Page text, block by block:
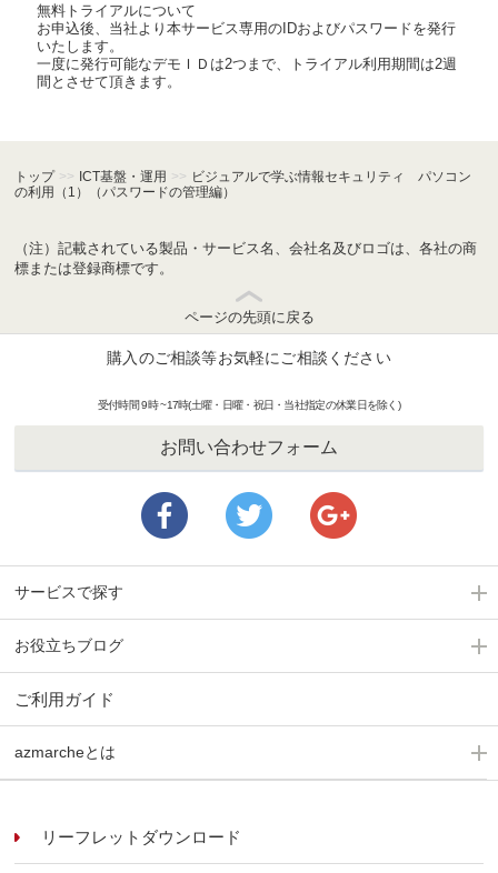
無料トライアルについて
お申込後、当社より本サービス専用のIDおよびパスワードを発行
いたします。
一度に発行可能なデモＩＤは2つまで、トライアル利用期間は2週
間とさせて頂きます。
トップ >> ICT基盤・運用 >> ビジュアルで学ぶ情報セキュリティ パソコン
の利用（1）（パスワードの管理編）
（注）記載されている製品・サービス名、会社名及びロゴは、各社の商
標または登録商標です。
ページの先頭に戻る
購入のご相談等お気軽にご相談ください
受付時間 9時 ~17時(土曜・日曜・祝日・当社指定の休業日を除く)
お問い合わせフォーム
サービスで探す
お役立ちブログ
ご利用ガイド
azmarcheとは
リーフレットダウンロード